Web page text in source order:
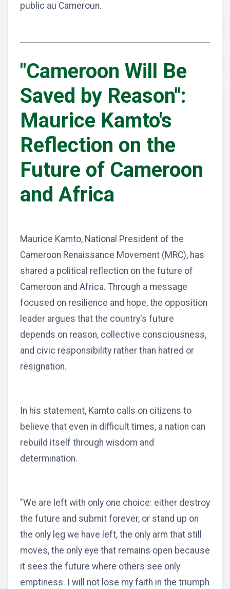
public au Cameroun.
"Cameroon Will Be
Saved by Reason":
Maurice Kamto's
Reflection on the
Future of Cameroon
and Africa
Maurice Kamto, National President of the
Cameroon Renaissance Movement (MRC), has
shared a political reflection on the future of
Cameroon and Africa. Through a message
focused on resilience and hope, the opposition
leader argues that the country's future
depends on reason, collective consciousness,
and civic responsibility rather than hatred or
resignation.
In his statement, Kamto calls on citizens to
believe that even in difficult times, a nation can
rebuild itself through wisdom and
determination.
"We are left with only one choice: either destroy
the future and submit forever, or stand up on
the only leg we have left, the only arm that still
moves, the only eye that remains open because
it sees the future where others see only
emptiness. I will not lose my faith in the triumph